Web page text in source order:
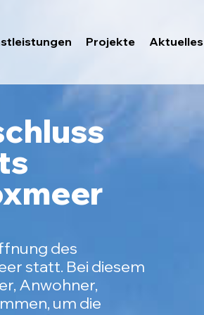
Projekte Aktuelles
des
statt. Bei diesem
Anwohner,
um die